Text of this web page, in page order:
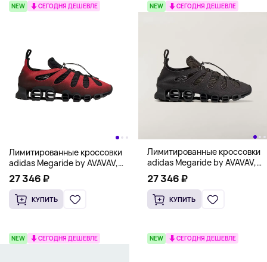
NEW СЕГОДНЯ ДЕШЕВЛЕ
Лимитированные кроссовки
adidas Megaride by AVAVAV,
красный
27 346 ₽
КУПИТЬ
NEW СЕГОДНЯ ДЕШЕВЛЕ
Лимитированные кроссовки
adidas Megaride by AVAVAV,
черный
27 346 ₽
КУПИТЬ
NEW СЕГОДНЯ ДЕШЕВЛЕ NEW СЕГОДНЯ ДЕШЕВЛЕ